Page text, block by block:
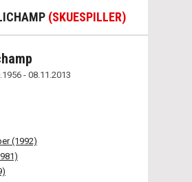
(SKUESPILLER)
- 08.11.2013
(1992)